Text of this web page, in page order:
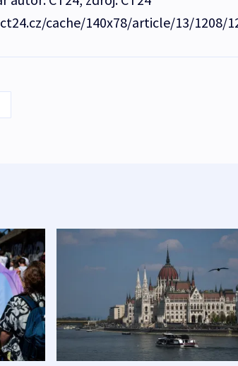
cache/140x78/article/13/1208/